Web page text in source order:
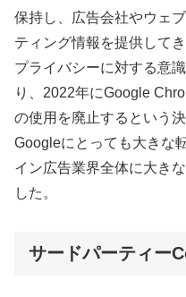
保持し、広告会社やウェ
ティング情報を提供して
プライバシーに対する意
り、2022年にGoogle
の使用を廃止するという
Googleにとっても大きな
イン広告業界全体に大き
した。
サードパーティー